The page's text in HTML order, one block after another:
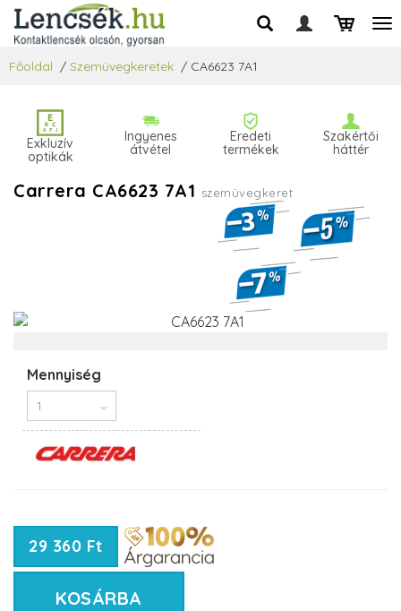
Főoldal / Szemüvegkeretek / CA6623 7A1
Exkluzív
optikák
Ingyenes
átvétel
Eredeti
termékek
Szakértői
háttér
Carrera CA6623 7A1 szemüvegkeret
Mennyiség
29 360 Ft
KOSÁRBA